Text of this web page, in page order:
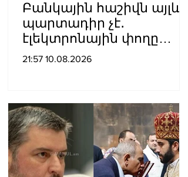
Բանկային հաշիվն այլևս
պարտադիր չէ․
էլեկտրոնային փողը
դառնում է ավելի
21:57 10.08.2026